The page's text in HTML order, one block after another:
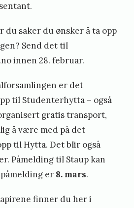
du saker du ønsker å ta opp
Send det til
innen 28. februar.
er det
til Studenterhytta – også
gratis transport,
å være med på det
til Hytta. Det blir også
Påmelding til Staup kan
er 8. mars.
finner duheri